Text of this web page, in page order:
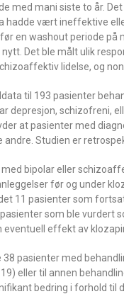
med mani siste to år.
hadde vært ineffektive
en washout periode
Det ble målt ulik
lidelse, og
til 193 pasienter
depresjon, schizofreni,
at pasienter med
Studien er
bipolar eller
før og under
11 pasienter som
som ble vurdert
effekt av
38 pasienter med
eller til annen
bedring i forhold til